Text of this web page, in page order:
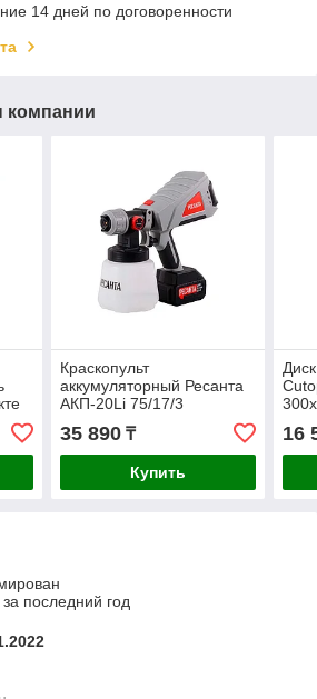
14 дней по договоренности
компании
Краскопульт
аккумуляторный Ресанта
АКП-20Li 75/17/3
35 890₸
Купить
16
последний год